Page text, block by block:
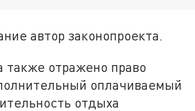
автор законопроекта.
также отражено право
оплачиваемый
отдыха